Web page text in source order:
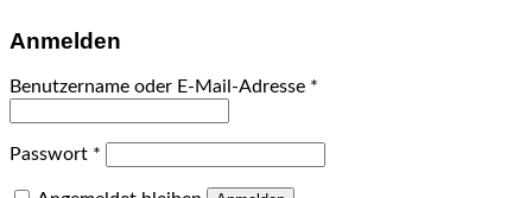
Anmelden
Benutzername oder E-Mail-Adresse *
Passwort *